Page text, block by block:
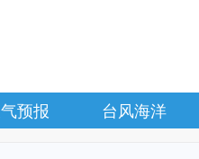
预报 台风海洋